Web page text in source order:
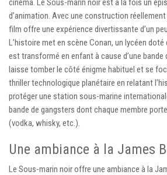
cinéma. Le Sous-marin noir est à la fois un
d’animation. Avec une construction
film offre une expérience divertissante d’un
L’histoire met en scène Conan, un lycéen doté
est transformé en enfant à cause d’une
laisse tomber le côté énigme habituel et se
thriller technologique planétaire en relatant
protéger une station sous-marine
bande de gangsters dont chaque membre
(vodka, whisky, etc.).
Une ambiance à la James
Le Sous-marin noir offre une ambiance à la